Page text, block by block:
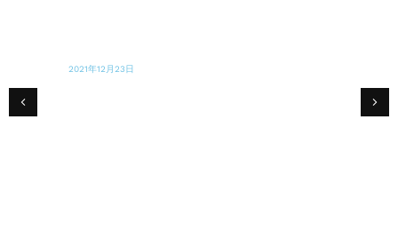
2021年12月23日